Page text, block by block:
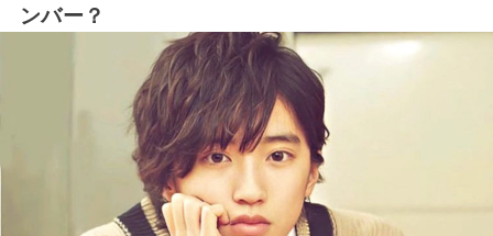
ンバー？